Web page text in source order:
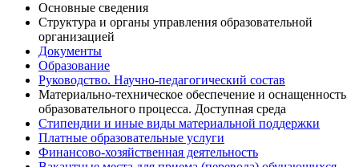
Основные сведения
Структура и органы управления образовательной
организацией
Документы
Образование
Руководство. Научно-педагогический состав
Материально-техническое обеспечение и оснащенность
образовательного процесса. Доступная среда
Стипендии и иные виды материальной поддержки
Платные образовательные услуги
Финансово-хозяйственная деятельность